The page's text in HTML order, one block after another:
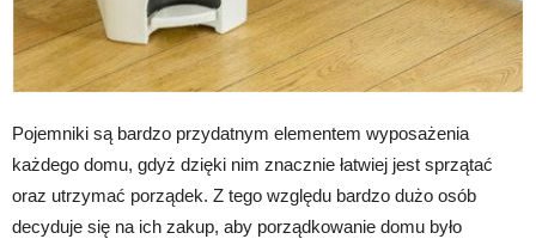
Pojemniki są bardzo przydatnym elementem wyposażenia
każdego domu, gdyż dzięki nim znacznie łatwiej jest sprzątać
oraz utrzymać porządek. Z tego względu bardzo dużo osób
decyduje się na ich zakup, aby porządkowanie domu było